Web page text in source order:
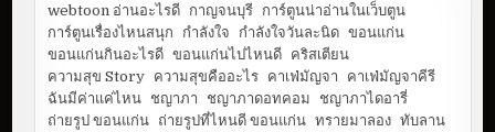
webtoon อ่านอะไรดี กาญจนบุรี การ์ตูนน่าอ่านในเว็บตูน
การ์ตูนเรื่องไหนสนุก
กำลังใจ กำลังใจวันละนิด ขอนแก่น
ขอนแก่นกินอะไรดี ขอนแก่นไปไหนดี คริสเตียน
ความสุข Story ความสุขคืออะไร คาเฟ่มัญจา
คาเฟ่มัญจาคีรี
ฉันมีค่าแค่ไหน ชญาภา ชญาภาดอทคอม
ชญาภาไดอารี่
ถ่ายรูป ขอนแก่น ถ่ายรูปที่ไหนดี ขอนแก่น ทรายมาลอง ทับลาน